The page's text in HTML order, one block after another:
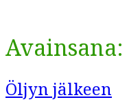
Avainsana:
Öljyn jälkeen